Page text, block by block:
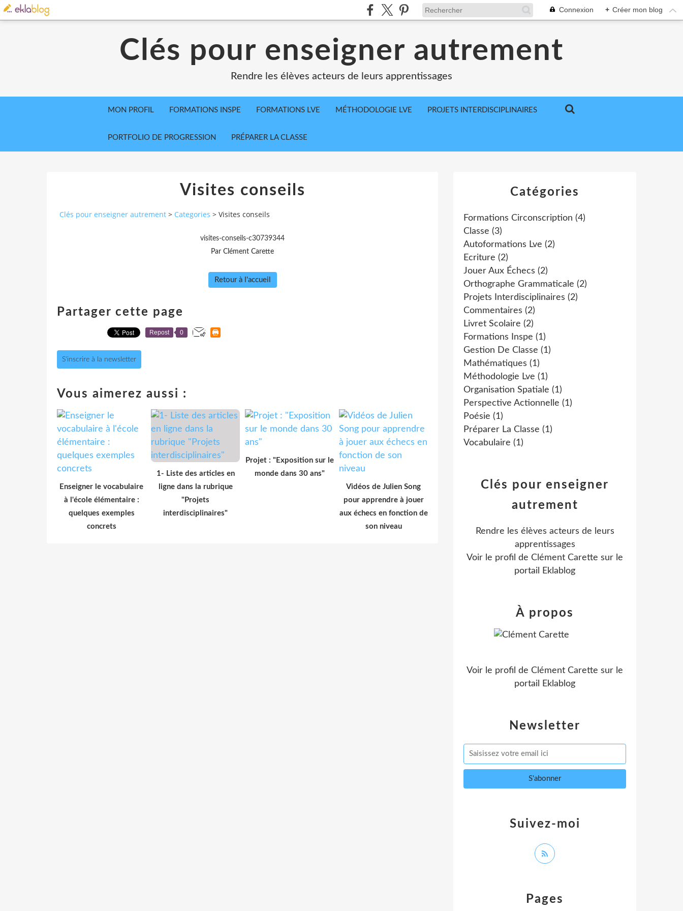
Connexion + Créer mon blog
Clés pour enseigner autrement
Rendre les élèves acteurs de leurs apprentissages
MON PROFIL FORMATIONS INSPE FORMATIONS LVE MÉTHODOLOGIE LVE PROJETS INTERDISCIPLINAIRES
PORTFOLIO DE PROGRESSION PRÉPARER LA CLASSE
Visites conseils
Clés pour enseigner autrement > Categories > Visites conseils
visites-conseils-c30739344
Par Clément Carette
Retour à l'accueil
Partager cette page
Repost 0
S'inscrire à la newsletter
Vous aimerez aussi :
Enseigner le vocabulaire
à l'école élémentaire :
quelques exemples
concrets
1- Liste des articles en
ligne dans la rubrique
"Projets
interdisciplinaires"
Projet : "Exposition sur le
monde dans 30 ans"
Vidéos de Julien Song
pour apprendre à jouer
aux échecs en fonction de
son niveau
Newsletter
Catégories
Formations Circonscription (4)
Classe (3)
Autoformations Lve (2)
Ecriture (2)
Jouer Aux Échecs (2)
Orthographe Grammaticale (2)
Projets Interdisciplinaires (2)
Commentaires (2)
Livret Scolaire (2)
Formations Inspe (1)
Gestion De Classe (1)
Mathématiques (1)
Méthodologie Lve (1)
Organisation Spatiale (1)
Perspective Actionnelle (1)
Poésie (1)
Préparer La Classe (1)
Vocabulaire (1)
Pages
Clés pour enseigner
autrement
Rendre les élèves acteurs de leurs
apprentissages
Voir le profil de Clément Carette sur le
portail Eklablog
Suivez-moi
À propos
Voir le profil de Clément Carette sur le
portail Eklablog